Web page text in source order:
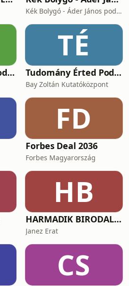
Kék Bolygó - Áder János podcastja
Fantasy Besztlíg Podcast
TÉ
Tudomány Érted Podcast
Bay Zoltán Kutatóközpont
FD
Forbes Deal 2036
Forbes Magyarország
HB
HARMADIK BIRODALOM – a nemzetiszocializmus története
Janez Erat
CS